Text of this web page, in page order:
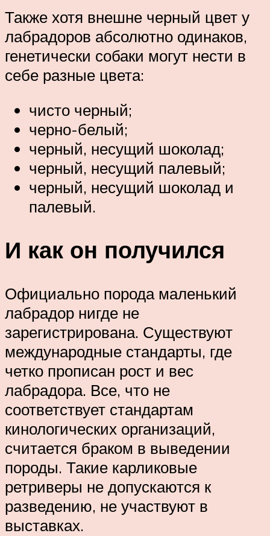
Также хотя внешне черный цвет у
лабрадоров абсолютно одинаков,
генетически собаки могут нести в
себе разные цвета:
чисто черный;
черно-белый;
черный, несущий шоколад;
черный, несущий палевый;
черный, несущий шоколад и
палевый.
И как он получился
Официально порода маленький
лабрадор нигде не
зарегистрирована. Существуют
международные стандарты, где
четко прописан рост и вес
лабрадора. Все, что не
соответствует стандартам
кинологических организаций,
считается браком в выведении
породы. Такие карликовые
ретриверы не допускаются к
разведению, не участвуют в
выставках.